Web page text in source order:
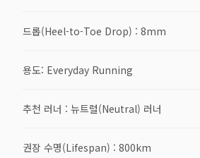
드롭(Heel-to-Toe Drop) : 8mm
용도: Everyday Running
추천 러너 : 뉴트럴(Neutral) 러너
권장 수명(Lifespan) : 800km